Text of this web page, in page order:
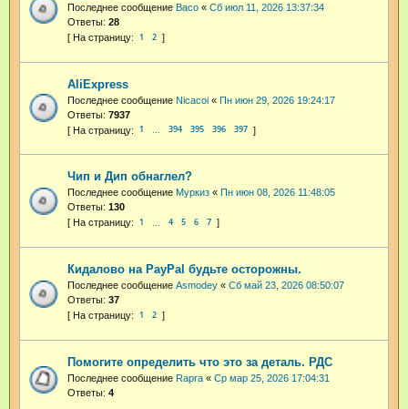
Последнее сообщение Васо « Сб июл 11, 2026 13:37:34
Ответы: 28
1 2
AliExpress
Последнее сообщение Nicacoi « Пн июн 29, 2026 19:24:17
Ответы: 7937
1 394 395 396 397
Чип и Дип обнаглел?
Последнее сообщение Муркиз « Пн июн 08, 2026 11:48:05
Ответы: 130
1 4 5 6 7
Кидалово на PayPal будьте осторожны.
Последнее сообщение Asmodey « Сб май 23, 2026 08:50:07
Ответы: 37
1 2
Помогите определить что это за деталь. РДС
Последнее сообщение Rapra « Ср мар 25, 2026 17:04:31
Ответы: 4